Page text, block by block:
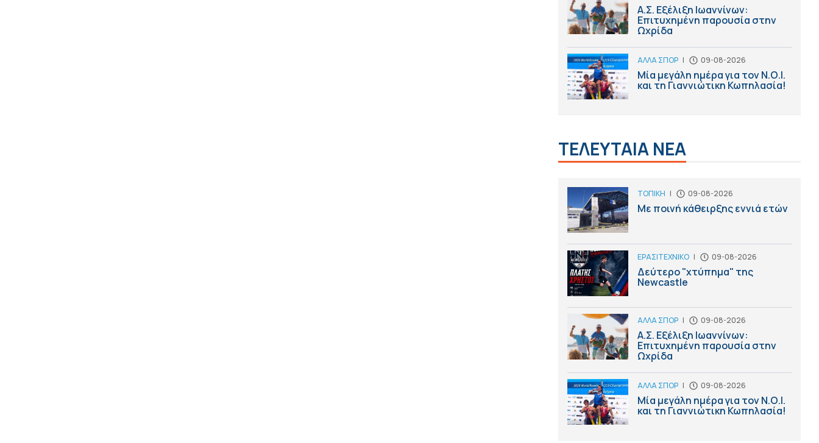
Α.Σ. Εξέλιξη Ιωαννίνων:
Επιτυχημένη παρουσία στην
Ωχρίδα
ΑΛΛΑ ΣΠΟΡ | 09-08-2026
Μία μεγάλη ημέρα για τον Ν.Ο.Ι.
και τη Γιαννιώτικη Κωπηλασία!
ΤΕΛΕΥΤΑΙΑ ΝΕΑ
ΤΟΠΙΚΗ | 09-08-2026
Με ποινή κάθειρξης εννιά ετών
ΕΡΑΣΙΤΕΧΝΙΚΟ | 09-08-2026
Δεύτερο "χτύπημα" της
Newcastle
ΑΛΛΑ ΣΠΟΡ | 09-08-2026
Α.Σ. Εξέλιξη Ιωαννίνων:
Επιτυχημένη παρουσία στην
Ωχρίδα
ΑΛΛΑ ΣΠΟΡ | 09-08-2026
Μία μεγάλη ημέρα για τον Ν.Ο.Ι.
και τη Γιαννιώτικη Κωπηλασία!